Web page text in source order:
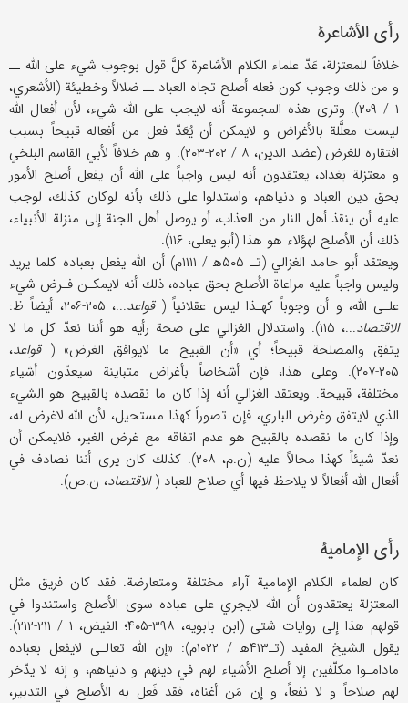
رأي الأشاعرة
خلافاً للمعتزلة، عَدّ علماء الكلام الأشاعرة كلَّ قول بوجوب شيء على الله ــ
و من ذلك وجوب كون فعله أصلح تجاه العباد ــ ضلالاً وخطيئة (الأشعري،
۱ / ۲۰۹). وترى هذه المجموعة أنه لايجب على الله شيء، لأن أفعال الله
ليست معلَّلة بالأغراض و لايمكن أن يُعَدّ فعل من أفعاله قبيحاً بسبب
افتقاره للغرض (عضد الدين، ۸ / ۲۰۲-۲۰۳). و هم خلافاً لأبي القاسم البلخي
و معتزلة بغداد، يعتقدون أنه ليس واجباً على الله أن يفعل أصلح الأمور
بحق دين العباد و دنياهم، واستدلوا على ذلك بأنه لوكان كذلك، لوجب
عليه أن ينقذ أهل النار من العذاب، أو يوصل أهل الجنة إلى منزلة الأنبياء،
ذلك أن الأصلح لهؤلاء هو هذا (أبو يعلى، ۱۱۶).
ويعتقد أبو حامد الغزالي (تـ ۵۰۵ه‍ / ۱۱۱۱م) أن الله يفعل بعباده كلما يريد
وليس واجباً عليه مراعاة الأصلح بحق عباده، ذلك أنه لايمكـن فـرض شيء
علـى الله، و أن وجوباً كهـذا ليس عقلانياً (قواعد...، ۲۰۵-۲۰۶، أيضاً ظ:
الاقتصاد
...، ۱۱۵). واستدلال الغزالي على صحة رأيه هو أننا نعدّ كل ما لا
يتفق والمصلحة قبيحاً؛ أي «أن القبيح ما لايوافق الغرض» (قواعد،
۲۰۵-۲۰۷). وعلى هذا، فإن أشخاصاً بأغراض متباينة سيعدّون أشياء
مختلفة، قبيحة. ويعتقد الغزالي أنه إذا كان ما نقصده بالقبيح هو الشيء
الذي لايتفق وغرض الباري، فإن تصوراً كهذا مستحيل، لأن الله لاغرض له،
وإذا كان ما نقصده بالقبيح هو عدم اتفاقه مع غرض الغير، فلايمكن أن
نعدّ شيئاً كهذا محالاً عليه (ن.م، ۲۰۸). كذلك كان يرى أننا نصادف في
أفعال الله أفعالاً لا يلاحظ فيها أي صلاح للعباد (الاقتصاد، ن.ص).
رأي الإمامية
كان لعلماء الكلام الإمامية آراء مختلفة ومتعارضة. فقد كان فريق مثل
المعتزلة يعتقدون أن الله لايجري على عباده سوى الأصلح واستندوا في
قولهم هذا إلى روايات شتى (ابن بابويه، ۳۹۸-۴۰۵؛ الفيض، ۱ / ۲۱۱-۲۱۲).
يقول الشيخ المفيد (تـ۴۱۳ه‍ / ۱۰۲۲م): «إن الله تعالـى لايفعل بعباده
مادامـوا مكلّفين إلا أصلح الأشياء لهم في دينهم و دنياهم، و إنه لا يدّخر
لهم صلاحاً و لا نفعاً، و إن مَن أغناه، فقد فَعل به الأصلح في التدبير،